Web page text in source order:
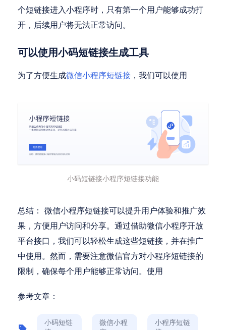
个短链接进入小程序时，只有第一个用户能够成功打
开，后续用户将无法正常访问。
可以使用小码短链接生成工具
为了方便生成微信小程序短链接 ，我们可以使用
小码短链接小程序短链接功能
总结： 微信小程序短链接可以提升用户体验和推广效
果，方便用户访问和分享。通过借助微信小程序开放
平台接口，我们可以轻松生成这些短链接，并在推广
中使用。然而，需要注意微信官方对小程序短链接的
限制，确保每个用户能够正常访问。使用
参考文章：
小码短链
微信小程
小程序短链